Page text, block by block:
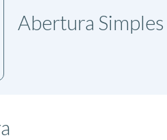
Abertura Simples